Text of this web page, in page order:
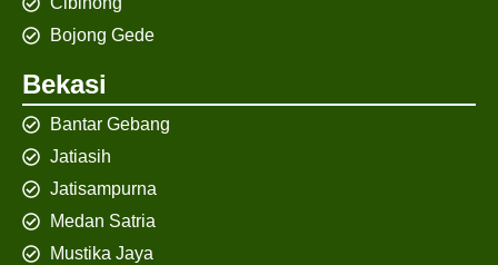
Bojong Gede
Bekasi
Bantar Gebang
Jatiasih
Jatisampurna
Medan Satria
Mustika Jaya